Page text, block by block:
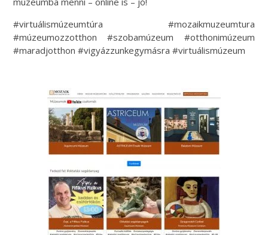
#virtuálismúzeumtúra #mozaikmuzeumtura
#múzeumozzotthon #szobamúzeum #otthonimúzeum
#maradjotthon #vigyázzunkegymásra #virtuálismúzeum